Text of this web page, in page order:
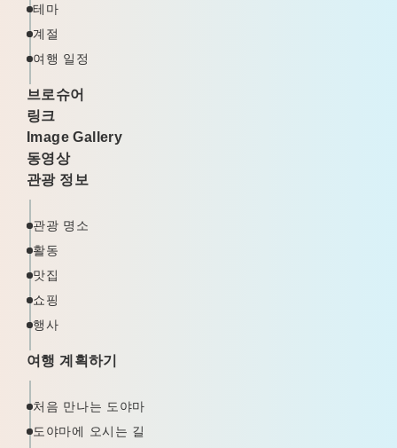
테마
계절
여행 일정
브로슈어
링크
Image Gallery
동영상
관광 정보
관광 명소
활동
맛집
쇼핑
행사
여행 계획하기
처음 만나는 도야마
도야마에 오시는 길